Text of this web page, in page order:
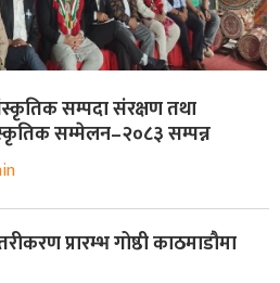
सम्पदा संरक्षण तथा
सम्मेलन–२०८३ सम्पन्न
प्रारम्भ गोष्ठी काठमाडौमा